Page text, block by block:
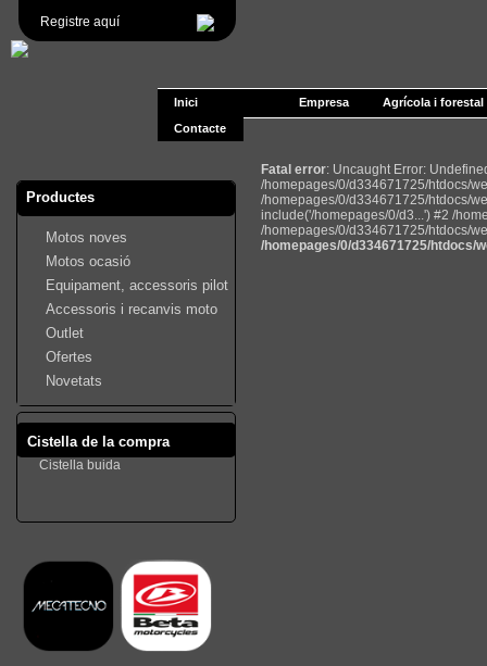
Registre aquí
Inici Empresa
Agrícola i forestal
Contacte
Productes
Motos noves
Motos ocasió
Equipament, accessoris pilot
Accessoris i recanvis moto
Outlet
Ofertes
Novetats
Cistella de la compra
Cistella buida
Fatal error: Uncaught Error:
/homepages/0/d334671725/htdocs/
/homepages/0/d334671725/htdocs/
include('/homepages/0/d3...') #2 /
/homepages/0/d334671725/htdocs/
/homepages/0/d334671725/htdocs/